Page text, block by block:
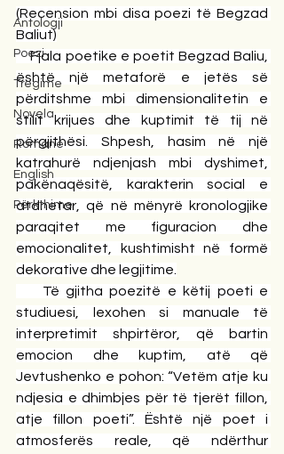
Antologji
Poezi
Tregime
Novela
Romane
English
Përkthime
(Recension mbi disa poezi të Begzad
Baliut)
Fjala poetike e poetit Begzad Baliu,
është një metaforë e jetës së
përditshme mbi dimensionalitetin e
stilit krijues dhe kuptimit të tij në
përgjithësi. Shpesh, hasim në një
katrahurë ndjenjash mbi dyshimet,
pakënaqësitë, karakterin social e
atdhetar, që në mënyrë kronologjike
paraqitet me figuracion dhe
emocionalitet, kushtimisht në formë
dekorative dhe legjitime.
Të gjitha poezitë e këtij poeti e
studiuesi, lexohen si manuale të
interpretimit shpirtëror, që bartin
emocion dhe kuptim, atë që
Jevtushenko e pohon: “Vetëm atje ku
ndjesia e dhimbjes për të tjerët fillon,
atje fillon poeti”. Është një poet i
atmosferës reale, që ndërthur